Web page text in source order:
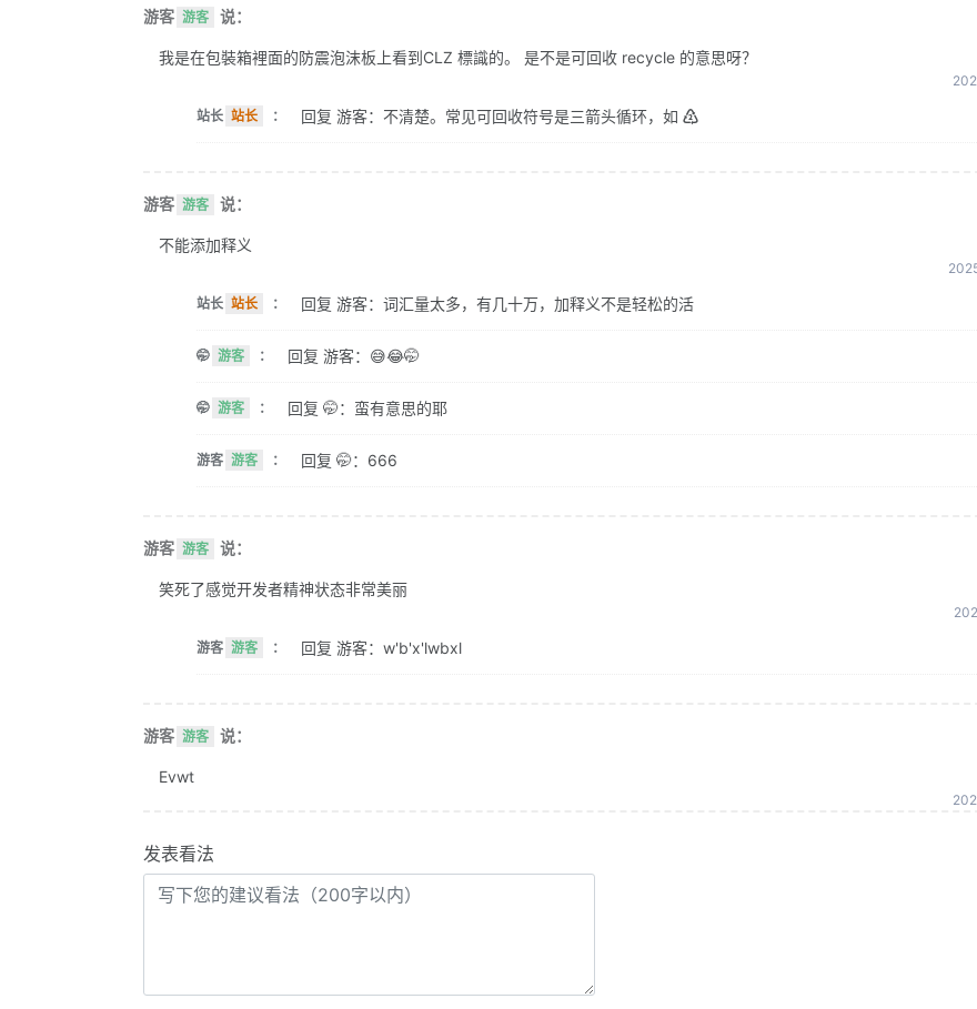
游客 游客 说：
我是在包裝箱裡面的防震泡沫板上看到CLZ 標識的。 是不是可回收 recycle 的意思呀？
站长 站长 ： 回复 游客：不清楚。常见可回收符号是三箭头循环，如 ♴
游客 游客 说：
不能添加释义
站长 站长 ： 回复 游客：词汇量太多，有几十万，加释义不是轻松的活
🤭 游客 ： 回复 游客：😅😂🤭
🤭 游客 ： 回复 🤭：蛮有意思的耶
游客 游客 ： 回复 🤭：666
游客 游客 说：
笑死了感觉开发者精神状态非常美丽
游客 游客 ： 回复 游客：w'b'x'lwbxl
游客 游客 说：
Evwt
发表看法